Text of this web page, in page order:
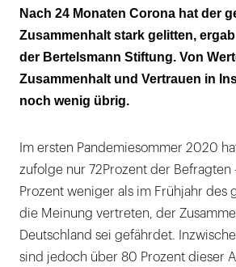
Weniger Solidarität in der
Politik hat an Vertrauen
Hohes Potenzial für
Zunehmende
Nach 24 Monaten Corona hat der
Zusammenhalt stark gelitten,
der Bertelsmann Stiftung. Von
Zusammenhalt und Vertrauen in
noch wenig übrig.
Im ersten Pandemiesommer 2020
zufolge nur 72Prozent der Befragten
Prozent weniger als im Frühjahr des
die Meinung vertreten, der
Deutschland sei gefährdet.
sind jedoch über 80 Prozent dieser